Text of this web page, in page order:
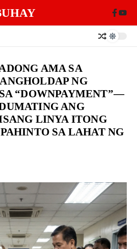
AMA SA
NG
“DOWNPAYMENT”—
ANG
LINYA ITONG
SA LAHAT NG